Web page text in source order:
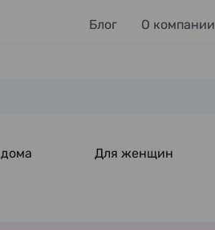
Блог О компании
Для женщин